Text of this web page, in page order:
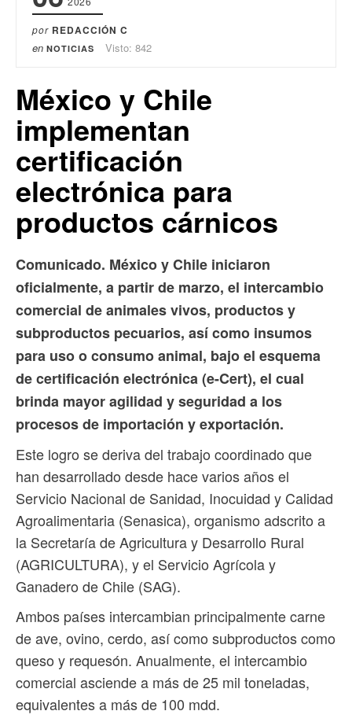
por REDACCIÓN C
en NOTICIAS Visto: 842
México y Chile
implementan
certificación
electrónica para
productos cárnicos
Comunicado. México y Chile iniciaron
oficialmente, a partir de marzo, el intercambio
comercial de animales vivos, productos y
subproductos pecuarios, así como insumos
para uso o consumo animal, bajo el esquema
de certificación electrónica (e-Cert), el cual
brinda mayor agilidad y seguridad a los
procesos de importación y exportación.
Este logro se deriva del trabajo coordinado que
han desarrollado desde hace varios años el
Servicio Nacional de Sanidad, Inocuidad y Calidad
Agroalimentaria (Senasica), organismo adscrito a
la Secretaría de Agricultura y Desarrollo Rural
(AGRICULTURA), y el Servicio Agrícola y
Ganadero de Chile (SAG).
Ambos países intercambian principalmente carne
de ave, ovino, cerdo, así como subproductos como
queso y requesón. Anualmente, el intercambio
comercial asciende a más de 25 mil toneladas,
equivalentes a más de 100 mdd.